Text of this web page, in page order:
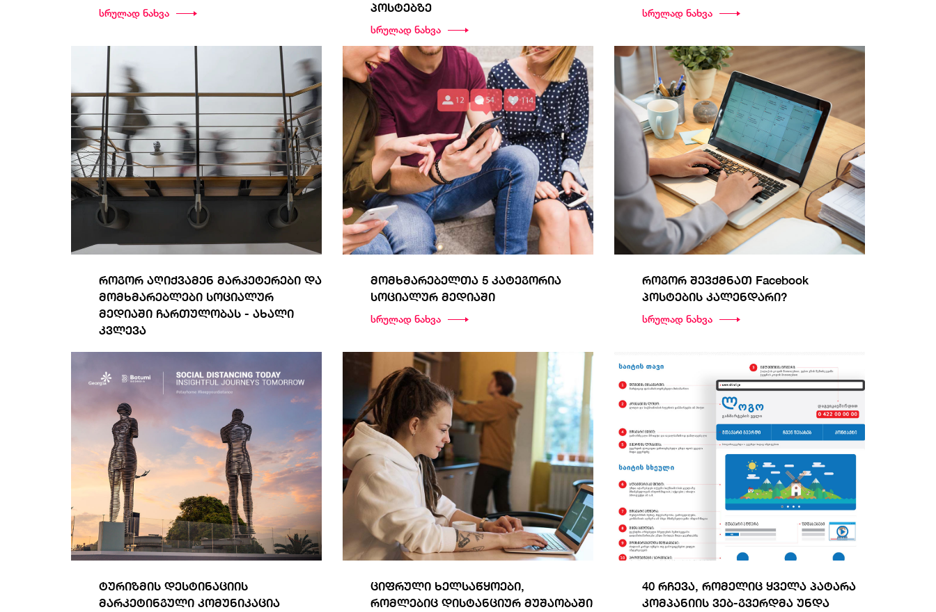
სრულად ნახვა
პოსტებზე
სრულად ნახვა
სრულად ნახვა
როგორ აღიქვამენ მარკეტერები და
მომხმარებლები სოციალურ
მედიაში ჩართულობას - ახალი
კვლევა
სრულად ნახვა
მომხმარებელთა 5 კატეგორია
სოციალურ მედიაში
სრულად ნახვა
როგორ შევქმნათ Facebook
პოსტების კალენდარი?
სრულად ნახვა
ტურიზმის დესტინაციის
მარკეტინგული კომუნიკაცია
ციფრული ხელსაწყოები,
რომლებიც დისტანციურ მუშაობაში
40 რჩევა, რომელიც ყველა პატარა
კომპანიის ვებ-გვერდმა უნდა